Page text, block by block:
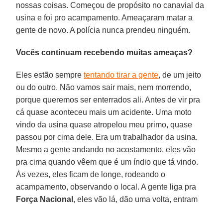
nossas coisas. Começou de propósito no canavial da
usina e foi pro acampamento. Ameaçaram matar a
gente de novo. A polícia nunca prendeu ninguém.
Vocês continuam recebendo muitas ameaças?
Eles estão sempretentando tirar a gente, de um jeito
ou do outro. Não vamos sair mais, nem morrendo,
porque queremos ser enterrados ali. Antes de vir pra
cá quase aconteceu mais um acidente. Uma moto
vindo da usina quase atropelou meu primo, quase
passou por cima dele. Era um trabalhador da usina.
Mesmo a gente andando no acostamento, eles vão
pra cima quando vêem que é um índio que tá vindo.
Às vezes, eles ficam de longe, rodeando o
acampamento, observando o local. A gente liga pra
Força Nacional , eles vão lá, dão uma volta, entram